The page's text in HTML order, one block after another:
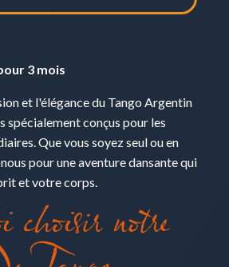
3 mois
et l'élégance du Tango Argentin
spécialement conçus pour les
Que vous soyez seul ou en
pour une aventure dansante qui
et votre corps.
choisir notre